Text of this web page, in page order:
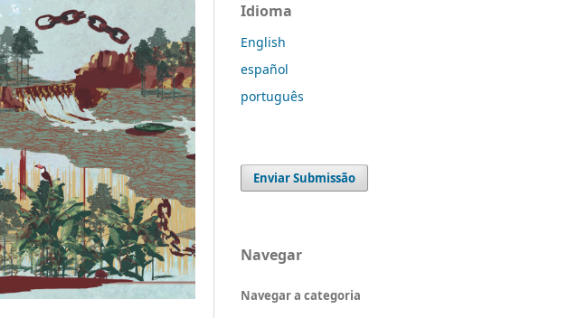
Idioma
English
español
português
Enviar Submissão
Navegar
Navegar a categoria